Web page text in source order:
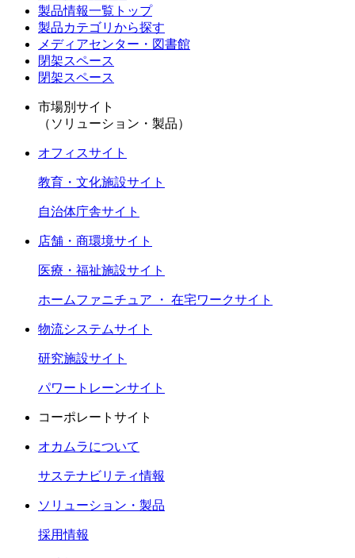
製品情報一覧トップ
製品カテゴリから探す
メディアセンター・図書館
閉架スペース
閉架スペース
市場別サイト
（ソリューション・製品）
オフィスサイト
教育・文化施設サイト
自治体庁舎サイト
店舗・商環境サイト
医療・福祉施設サイト
ホームファニチュア ・ 在宅ワークサイト
物流システムサイト
研究施設サイト
パワートレーンサイト
コーポレートサイト
オカムラについて
サステナビリティ情報
ソリューション・製品
採用情報